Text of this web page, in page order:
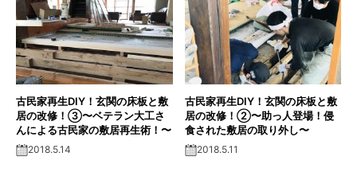
古民家再生DIY！玄関の床板と敷
居の改修！③〜ベテラン大工さ
んによる古民家の敷居再生術！〜
2018.5.14
古民家再生DIY！玄関の床板と敷
居の改修！②〜助っ人登場！侵
食された敷居の取り外し〜
2018.5.11